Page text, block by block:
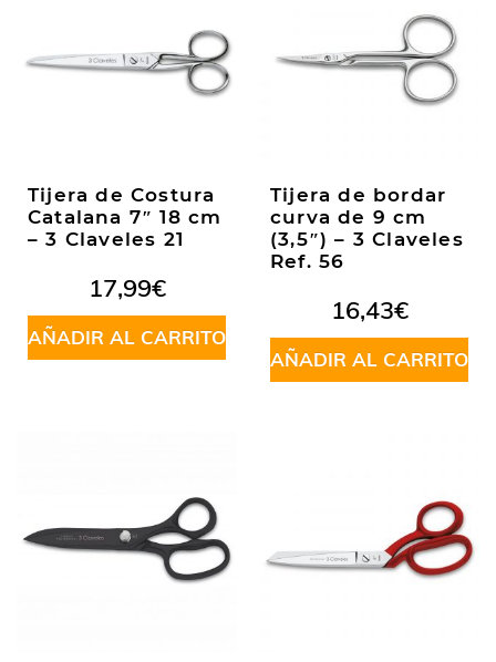
Tijera de Costura
Catalana 7″ 18 cm
– 3 Claveles 21
17,99€
AÑADIR AL CARRITO
Tijera de bordar
curva de 9 cm
(3,5″) – 3 Claveles
Ref. 56
16,43€
AÑADIR AL CARRITO